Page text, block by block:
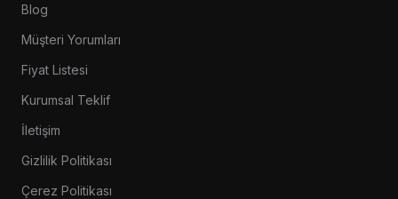
Blog
Müşteri Yorumları
Fiyat Listesi
Kurumsal Teklif
İletişim
Gizlilik Politikası
Çerez Politikası